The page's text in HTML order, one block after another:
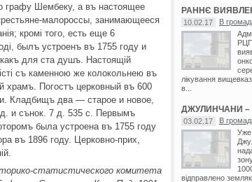
графу Шембеку, а въ настоящее
малороссы, занимающееся
кромі того, есть еще 6
былъ устроенъ въ 1755 году и
для ста душъ. Настоящій
съ каменною же колокольнею въ
храмъ. Погостъ церковный въ 600
Кладбищъ два — старое и новое,
и сънок. 7 д. 535 с. Первымъ
была устроена въ 1755 году
въ 1896 году. Церковно-прих,
статистического комитета
РАННЄ
10.02.17
В
лікування
в...
ДЖУЛИНЧАНИ
03.02.17
В
Уже
відправлено